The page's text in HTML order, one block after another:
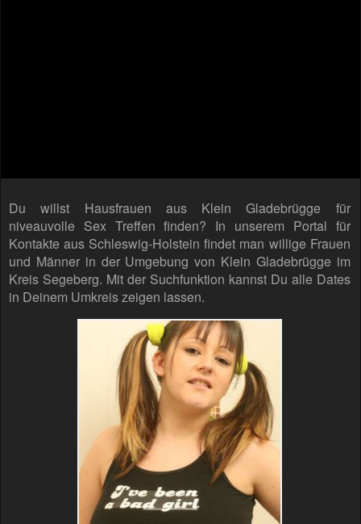
Du willst Hausfrauen aus Klein Gladebrügge für
niveauvolle Sex Treffen finden? In unserem Portal für
Kontakte aus Schleswig-Holstein findet man willige Frauen
und Männer in der Umgebung von Klein Gladebrügge im
Kreis Segeberg. Mit der Suchfunktion kannst Du alle Dates
in Deinem Umkreis zeigen lassen.